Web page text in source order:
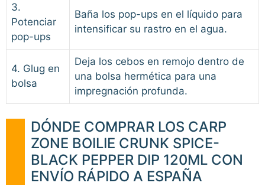
3.
Potenciar
pop-ups
Baña los pop-ups en el líquido para
intensificar su rastro en el agua.
4. Glug en
bolsa
Deja los cebos en remojo dentro de
una bolsa hermética para una
impregnación profunda.
DÓNDE COMPRAR LOS CARP
ZONE BOILIE CRUNK SPICE-
BLACK PEPPER DIP 120ML CON
ENVÍO RÁPIDO A ESPAÑA